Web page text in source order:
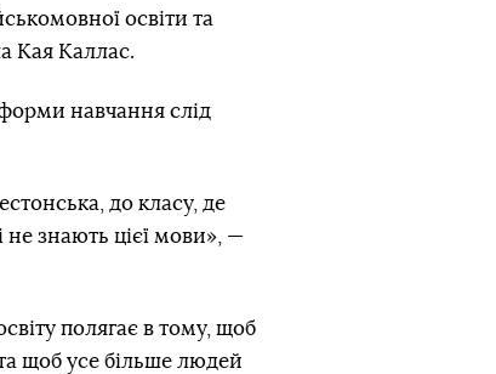
освіти та
Кая Каллас.
навчання слід
до класу, де
знають цієї мови», —
полягає в тому, щоб
щоб усе більше людей